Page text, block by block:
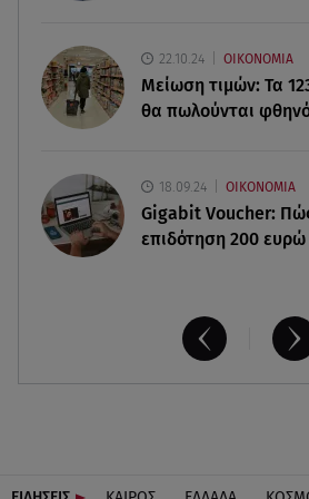
αποτελέσματα
22.10.24 ΟΙΚΟΝΟΜΙΑ
Μείωση τιμών: Τα
θα πωλούνται
18.09.24 ΟΙΚΟΝΟΜΙΑ
Gigabit Voucher:
επιδότηση 200 ευρώ